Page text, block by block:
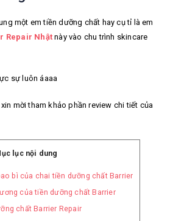
một em tiền dưỡng chất hay cụ tỉ là em
Repair Nhật này vào chu trình skincare
sự luôn áaaa
mời tham khảo phần review chi tiết của
lục nội dung
bì của chai tiền dưỡng chất Barrier
của tiền dưỡng chất Barrier
chất Barrier Repair